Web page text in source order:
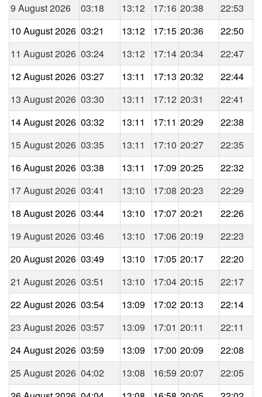
9 August 2026
03:18 13:12 17:16 20:38
22:53
10 August 2026 03:21 13:12 17:15 20:36
22:50
11 August 2026 03:24 13:12 17:14 20:34
22:47
12 August 2026 03:27 13:11 17:13 20:32
22:44
13 August 2026 03:30 13:11 17:12 20:31
22:41
14 August 2026 03:32 13:11 17:11 20:29
22:38
15 August 2026 03:35 13:11 17:10 20:27
22:35
16 August 2026 03:38 13:11 17:09 20:25
22:32
17 August 2026 03:41 13:10 17:08 20:23
22:29
18 August 2026 03:44 13:10 17:07 20:21
22:26
19 August 2026 03:46 13:10 17:06 20:19
22:23
20 August 2026 03:49 13:10 17:05 20:17
22:20
21 August 2026 03:51 13:10 17:04 20:15
22:17
22 August 2026 03:54 13:09 17:02 20:13
22:14
23 August 2026 03:57 13:09 17:01 20:11
22:11
24 August 2026 03:59 13:09 17:00 20:09
22:08
25 August 2026 04:02 13:08 16:59 20:07
22:05